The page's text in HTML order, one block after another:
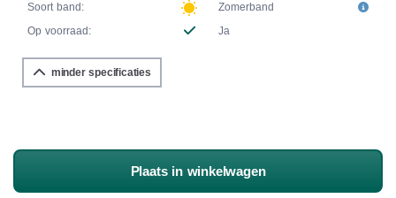
Soort band:
Zomerband
Op voorraad:
Ja
minder specificaties
Plaats in winkelwagen